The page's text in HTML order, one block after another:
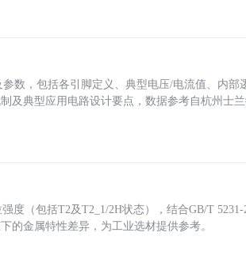
数，包括各引脚定义、典型电压/电流值、内部
及典型应用电路设计要点，数据参考自杭州士
度（包括T2及T2_1/2H状态），结合GB/T
的金属特性差异，为工业选材提供参考。